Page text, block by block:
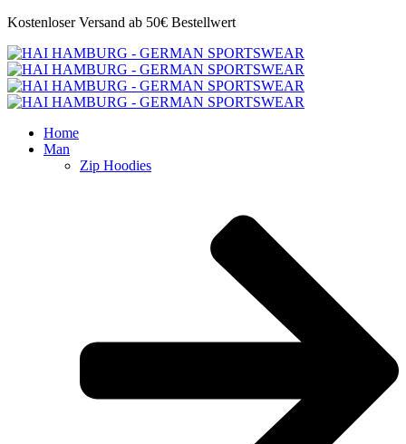
Kostenloser Versand ab 50€ Bestellwert
Home
Man
Zip Hoodies